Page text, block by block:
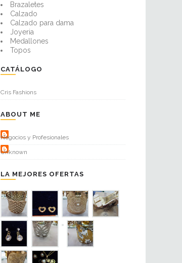
Brazaletes
Calzado
Calzado para dama
Joyeria
Medallones
Topos
CATÁLOGO
Cris Fashions
ABOUT ME
Negocios y Profesionales
Unknown
LA MEJORES OFERTAS